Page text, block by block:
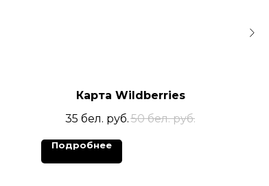
Карта Wildberries
35 бел. руб. 50 бел. руб.
Подробнее